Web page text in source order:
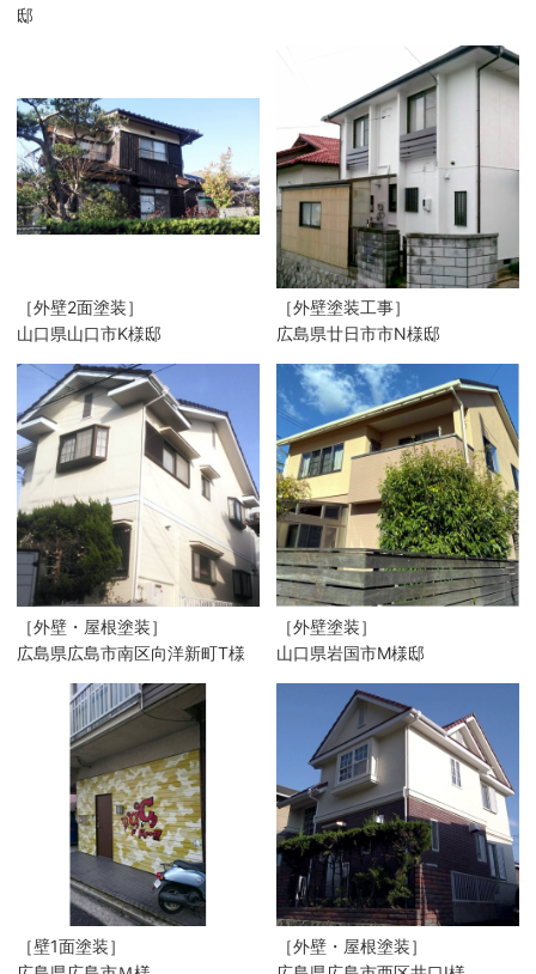
邸
［外壁2面塗装］
山口県山口市K様邸
［外壁塗装工事］
広島県廿日市市N様邸
［外壁・屋根塗装］
広島県広島市南区向洋新町T様
［外壁塗装］
山口県岩国市M様邸
［壁1面塗装］
［外壁・屋根塗装］